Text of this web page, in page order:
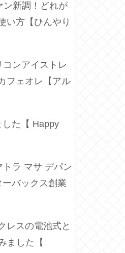
ン新調！どれが
い方【ひんやり
コンアイストレ
フェオレ【アル
した【 Happy
トラ マサ デパン
バックス創業
レスの電池式と
ました【